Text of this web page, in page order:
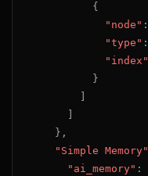
{
"node" :
"type" :
"index"
}
} ,
"Simple Memory"
"ai_memory" :